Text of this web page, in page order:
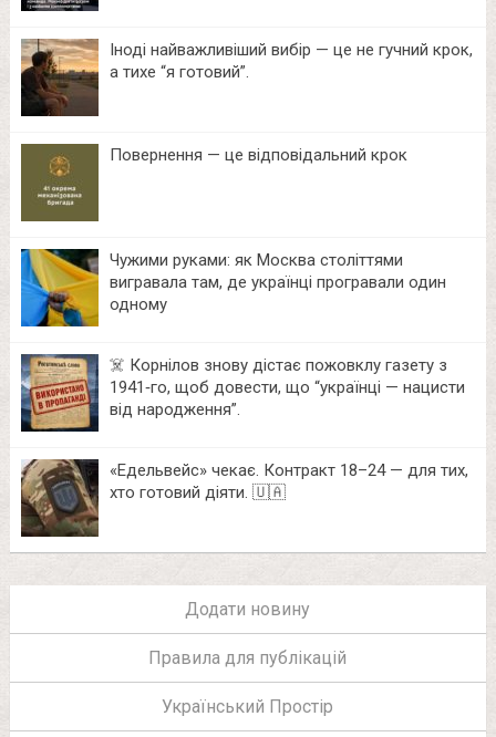
Іноді найважливіший вибір — це не гучний крок,
а тихе “я готовий”.
Повернення — це відповідальний крок
Чужими руками: як Москва століттями
вигравала там, де українці програвали один
одному
☠️ Корнілов знову дістає пожовклу газету з
1941‑го, щоб довести, що “українці — нацисти
від народження”.
«Едельвейс» чекає. Контракт 18–24 — для тих,
хто готовий діяти. 🇺🇦
Додати новину
Правила для публікацій
Український Простір